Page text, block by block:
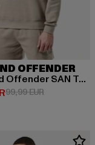
OFFENDER
Weekend Offender SAN TELMO POLYAMIDE POCKET SWEAT
Preis: 84,99 EUR
99,99 EURAktionspreis: